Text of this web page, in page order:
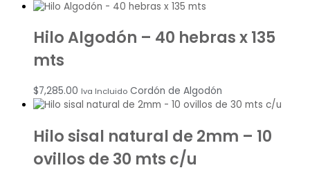
Hilo Algodón – 40 hebras x 135
mts
$7,285.00 Iva Incluido Cordón de Algodón
Hilo sisal natural de 2mm – 10
ovillos de 30 mts c/u